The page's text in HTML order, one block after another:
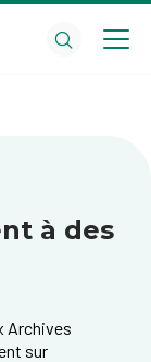
à des
Archives
sur